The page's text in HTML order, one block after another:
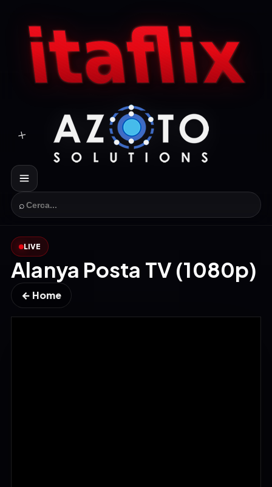
⌕
LIVE
Alanya Posta TV (1080p)
← Home